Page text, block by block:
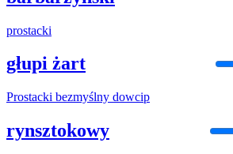
prostacki
głupi żart
Prostacki bezmyślny dowcip
rynsztokowy